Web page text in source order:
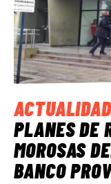
ACTUALIDAD
PLANES DE
MOROSAS
BANCO